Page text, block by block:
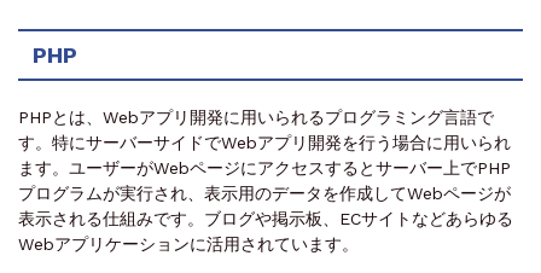
PHP
PHPとは、Webアプリ開発に用いられるプログラミング言語で
す。特にサーバーサイドでWebアプリ開発を行う場合に用いられ
ます。ユーザーがWebページにアクセスするとサーバー上でPHP
プログラムが実行され、表示用のデータを作成してWebページが
表示される仕組みです。ブログや掲示板、ECサイトなどあらゆる
Webアプリケーションに活用されています。